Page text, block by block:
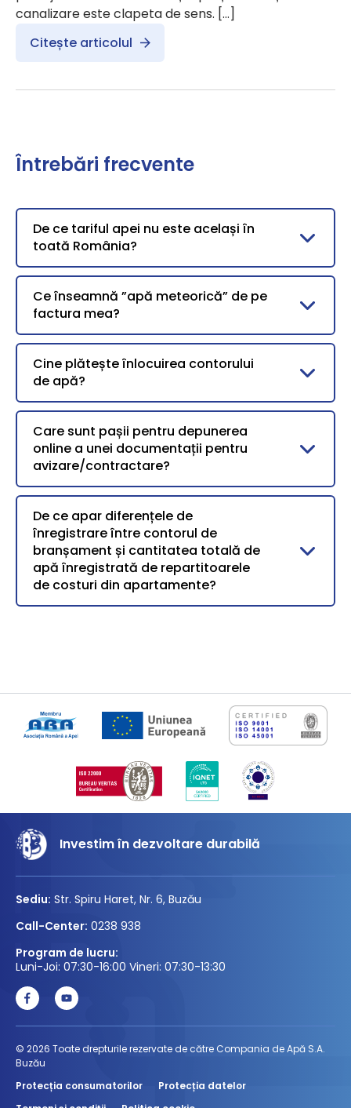
canalizare este clapeta de sens. […]
Citește articolul
Întrebări frecvente
De ce tariful apei nu este același în
toată România?
Ce înseamnă ”apă meteorică” de pe
factura mea?
Cine plătește înlocuirea contorului
de apă?
Care sunt pașii pentru depunerea
online a unei documentații pentru
avizare/contractare?
De ce apar diferențele de
înregistrare între contorul de
branșament și cantitatea totală de
apă înregistrată de repartitoarele
de costuri din apartamente?
Investim în dezvoltare durabilă
Sediu: Str. Spiru Haret, Nr. 6, Buzău
Call-Center: 0238 938
Program de lucru:
Luni-Joi: 07:30-16:00 Vineri: 07:30-13:30
© 2026 Toate drepturile rezervate de către Compania de Apă S.A.
Buzău
Protecția consumatorilor
Protecția datelor